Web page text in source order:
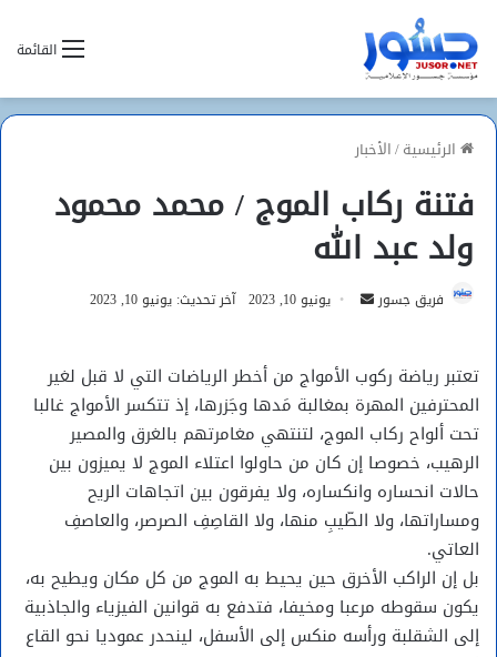
القائمة
الرئيسية/الأخبار
فتنة ركاب الموج / محمد محمود
ولد عبد الله
فريق جسور
أرسل يونيو 10, 2023 آخر تحديث: يونيو 10, 2023
تعتبر رياضة ركوب الأمواج من أخطر الرياضات التي لا قبل لغير
المحترفين المهرة بمغالبة مَدها وجَزرها، إذ تتكسر الأمواج غالبا
تحت ألواح ركاب الموج، لتنتهي مغامرتهم بالغرق والمصير
الرهيب، خصوصا إن كان من حاولوا اعتلاء الموج لا يميزون بين
حالات انحساره وانكساره، ولا يفرقون بين اتجاهات الريح
ومساراتها، ولا الطّيبِ منها، ولا القاصِفِ الصرصر، والعاصفِ
العاتي.
بل إن الراكب الأخرق حين يحيط به الموج من كل مكان ويطيح به،
يكون سقوطه مرعبا ومخيفا، فتدفع به قوانين الفيزياء والجاذبية
إلى الشقلبة ورأسه منكس إلى الأسفل، لينحدر عموديا نحو القاع